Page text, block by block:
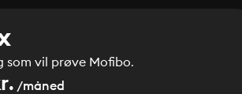
som vil prøve Mofibo.
/måned